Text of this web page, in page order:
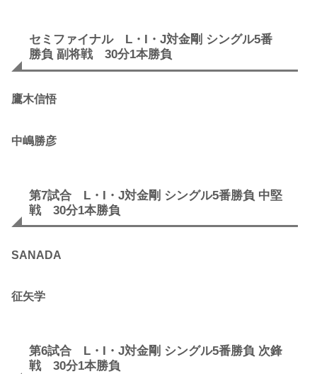
セミファイナル L・I・J対金剛 シングル5番
勝負 副将戦 30分1本勝負
鷹木信悟
中嶋勝彦
第7試合 L・I・J対金剛 シングル5番勝負 中堅
戦 30分1本勝負
SANADA
征矢学
第6試合 L・I・J対金剛 シングル5番勝負 次鋒
戦 30分1本勝負